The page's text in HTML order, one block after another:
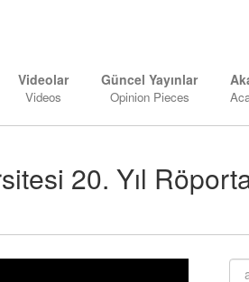
Videolar
Videos
Güncel Yayınlar
Opinion Pieces
20. Yıl